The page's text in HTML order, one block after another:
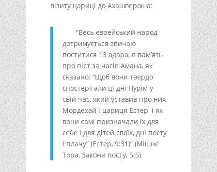
візиту цариці до Ахашвероша:
“Весь єврейський народ
дотримується звичаю
поститися 13 адара, в пам’ять
про піст за часів Амана, як
сказано: “Щоб вони твердо
спостерігали ці дні Пурім у
свій час, який уставив про них
Мордехай і цариця Естер, і як
вони самі призначали їх для
себе і для дітей своїх, дні посту
і плачу” (Естер, 9:31)” (Мішне
Тора, Закони посту, 5:5).